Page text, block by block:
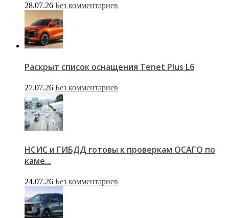
28.07.26 Без комментариев
Раскрыт список оснащения Tenet Plus L6
27.07.26 Без комментариев
НСИС и ГИБДД готовы к проверкам ОСАГО по
каме...
24.07.26 Без комментариев